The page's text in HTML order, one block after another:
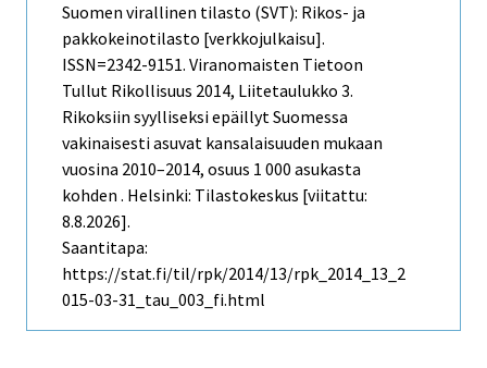
Suomen virallinen tilasto (SVT): Rikos- ja
pakkokeinotilasto [verkkojulkaisu].
ISSN=2342-9151. Viranomaisten Tietoon
Tullut Rikollisuus 2014, Liitetaulukko 3.
Rikoksiin syylliseksi epäillyt Suomessa
vakinaisesti asuvat kansalaisuuden mukaan
vuosina 2010–2014, osuus 1 000 asukasta
kohden . Helsinki: Tilastokeskus [viitattu:
8.8.2026].
Saantitapa:
https://stat.fi/til/rpk/2014/13/rpk_2014_13_2
015-03-31_tau_003_fi.html